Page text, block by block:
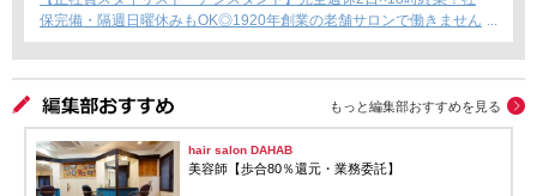
保完備・隔週日曜休みもOK◎1920年創業の老舗サロンで働きません
か？
もっと編集部おすすめを見る
hair salon DAHAB
美容師【歩合80％還元・業務委託】